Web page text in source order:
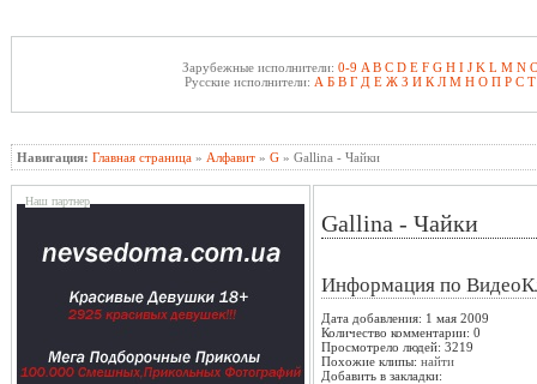
Зарубежные исполнители: 0-9 A B C D E F G H I J K L M N
Русские исполнители: А Б В Г Д Е Ж З И К Л М Н О П Р С Т
Навигация: Главная страница » Алфавит » G » Gallina - Чайки
Наш партнер
Gallina - Чайки
Информация по
Дата добавления: 1 мая 2009
Количество комментарии: 0
Просмотрело людей: 3219
Похожие клипы: найти
Добавить в закладки: